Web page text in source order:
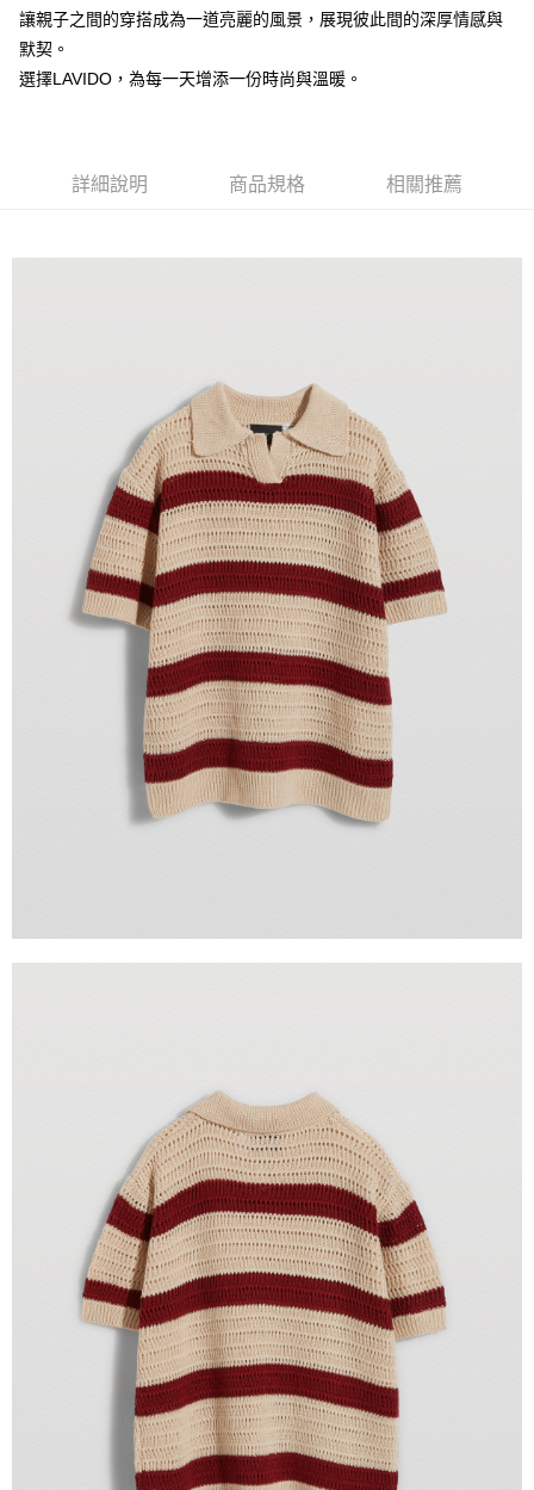
2.基於同意付款使用「大哥付你分期」之契約關係目的，商店將以您的個人
資料（包含姓名、電話或地址）提供予台灣大哥大進項蒐集、處理及利用，
由本公司與您本人進行分期帳單所需資料之確認、核對及更正。
3.完整用戶服務條款，請詳閱以下連結：https://oppay.tw/userRule
宅配
每筆NT$100，滿NT$3,000(含以上)免運費
讓親子之間的穿搭成為一道亮麗的風景，展現彼此間的深厚情感與
默契。
選擇LAVIDO，為每一天增添一份時尚與溫暖。
詳細說明 商品規格 相關推薦